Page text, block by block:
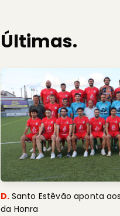
Últimas.
D. Santo Estêvão aponta
da Honra